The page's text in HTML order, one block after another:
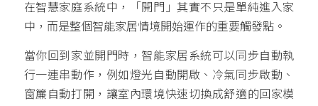
在智慧家庭系統中，「開門」其實不只是單純進入家
中，而是整個智能家居情境開始運作的重要觸發點。
當你回到家並開門時，智能家居系統可以同步自動執
行一連串動作，例如燈光自動開啟、冷氣同步啟動、
窗簾自動打開，讓室內環境快速切換成舒適的回家模